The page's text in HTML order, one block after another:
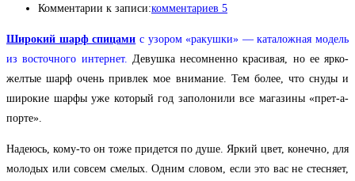
Комментарии к записи:комментариев 5
Широкий шарф спицами с узором «ракушки» — каталожная модель
из восточного интернет.
Девушка несомненно красивая, но ее ярко-
желтые шарф очень привлек мое внимание. Тем более, что снуды и
широкие шарфы уже который год заполонили все магазины «прет-а-
порте».
Надеюсь, кому-то он тоже придется по душе. Яркий цвет, конечно, для
молодых или совсем смелых. Одним словом, если это вас не стесняет,